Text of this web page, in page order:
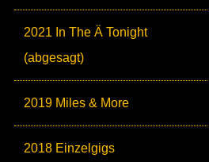
2021 In The Ä Tonight
(abgesagt)
2019 Miles & More
2018 Einzelgigs